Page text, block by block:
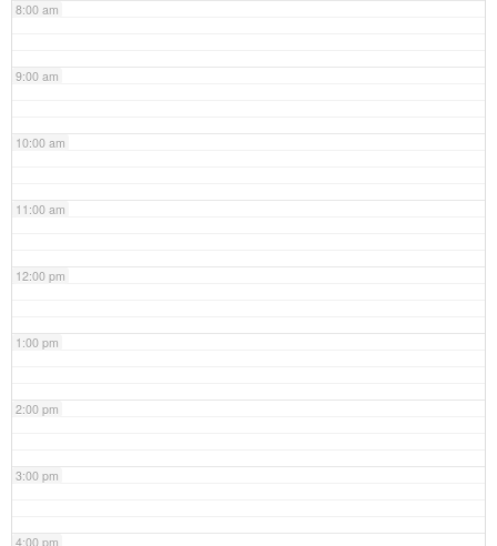
8:00 am
9:00 am
10:00 am
11:00 am
12:00 pm
1:00 pm
2:00 pm
3:00 pm
4:00 pm